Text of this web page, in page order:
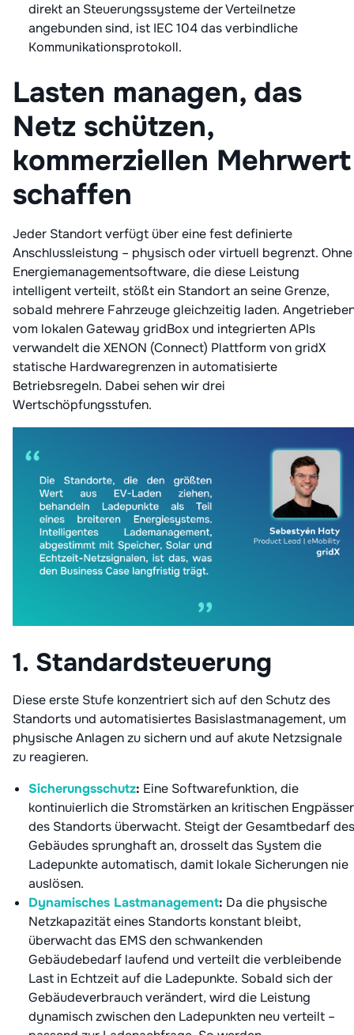
direkt an Steuerungssysteme der Verteilnetze
angebunden sind, ist IEC 104 das verbindliche
Kommunikationsprotokoll.
Lasten managen, das
Netz schützen,
kommerziellen Mehrwert
schaffen
Jeder Standort verfügt über eine fest definierte
Anschlussleistung – physisch oder virtuell begrenzt. Ohne
Energiemanagementsoftware, die diese Leistung
intelligent verteilt, stößt ein Standort an seine Grenze,
sobald mehrere Fahrzeuge gleichzeitig laden.
vom lokalen Gateway gridBox und integrierten APIs
verwandelt die XENON (Connect) Plattform von gridX
statische Hardwaregrenzen in automatisierte
Betriebsregeln. Dabei sehen wir drei
Wertschöpfungsstufen.
1. Standardsteuerung
Diese erste Stufe konzentriert sich auf den Schutz des
Standorts und automatisiertes Basislastmanagement, um
physische Anlagen zu sichern und auf akute Netzsignale
zu reagieren.
Sicherungsschutz: Eine Softwarefunktion, die
kontinuierlich die Stromstärken an kritischen
des Standorts überwacht. Steigt der Gesamtbedarf des
Gebäudes sprunghaft an, drosselt das System die
Ladepunkte automatisch, damit lokale Sicherungen nie
auslösen.
Dynamisches Lastmanagement: Da die physische
Netzkapazität eines Standorts konstant bleibt,
überwacht das EMS den schwankenden
Gebäudebedarf laufend und verteilt die verbleibende
Last in Echtzeit auf die Ladepunkte. Sobald sich der
Gebäudeverbrauch verändert, wird die Leistung
dynamisch zwischen den Ladepunkten neu verteilt –